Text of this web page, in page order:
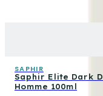
SAPHIR
Saphir Elite Dark
Homme 100ml